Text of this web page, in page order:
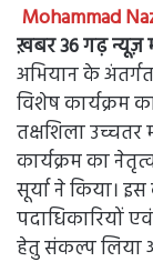
Mohammad
ख़बर 36 गढ़ न्यूज़
अभियान के
विशेष कार्यक्रम
तक्षशिला उच्चतर
कार्यक्रम का
सूर्या ने किया।
पदाधिकारियों
हेतु संकल्प लिया